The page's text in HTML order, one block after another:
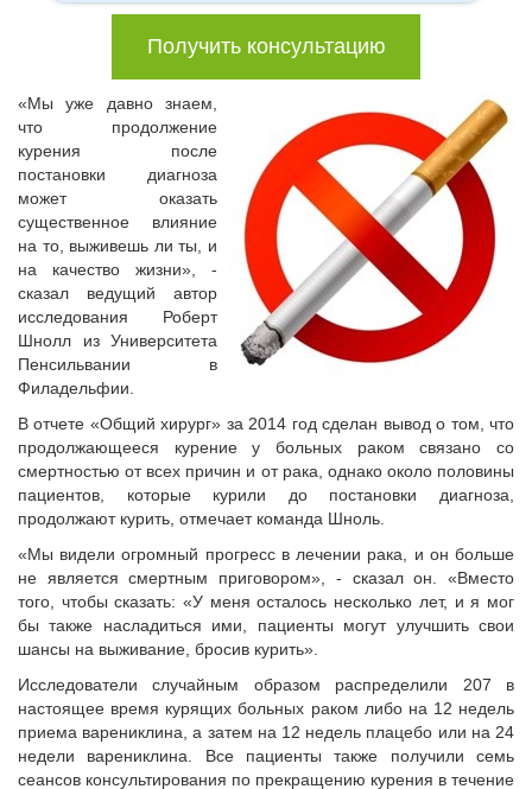
Получить консультацию
«Мы уже давно знаем,
что продолжение
курения после
постановки диагноза
может оказать
существенное влияние
на то, выживешь ли ты, и
на качество жизни», -
сказал ведущий автор
исследования Роберт
Шнолл из Университета
Пенсильвании в
Филадельфии.
В отчете «Общий хирург» за 2014 год сделан вывод о том, что
продолжающееся курение у больных раком связано со
смертностью от всех причин и от рака, однако около половины
пациентов, которые курили до постановки диагноза,
продолжают курить, отмечает команда Шноль.
«Мы видели огромный прогресс в лечении рака, и он больше
не является смертным приговором», - сказал он. «Вместо
того, чтобы сказать: «У меня осталось несколько лет, и я мог
бы также насладиться ими, пациенты могут улучшить свои
шансы на выживание, бросив курить».
Исследователи случайным образом распределили 207 в
настоящее время курящих больных раком либо на 12 недель
приема варениклина, а затем на 12 недель плацебо или на 24
недели варениклина. Все пациенты также получили семь
сеансов консультирования по прекращению курения в течение